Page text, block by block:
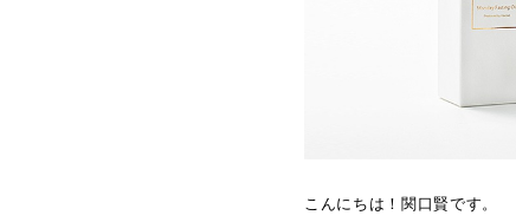
こんにちは！関口賢です。